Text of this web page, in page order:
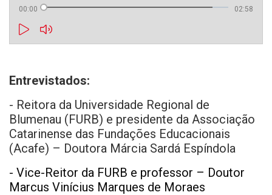
00:00 02:58
Entrevistados:
- Reitora da Universidade Regional de
Blumenau (FURB) e presidente da Associação
Catarinense das Fundações Educacionais
(Acafe) – Doutora Márcia Sardá Espíndola
- Vice-Reitor da FURB e professor – Doutor
Marcus Vinícius Marques de Moraes